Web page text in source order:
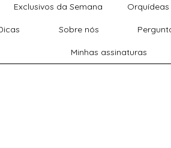
Exclusivos da Semana Orquídeas
Sobre nós
Minhas assinaturas